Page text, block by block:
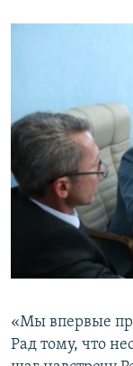
«Мы впервые
Рад тому, что